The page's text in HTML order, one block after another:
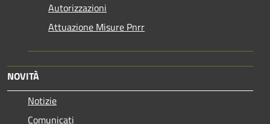
Autorizzazioni
Attuazione Misure Pnrr
NOVITÀ
Notizie
Comunicati